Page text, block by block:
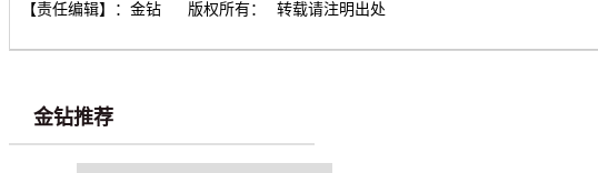
【责任编辑】： 金钻 版权所有： 转载请注明出处
金钻推荐